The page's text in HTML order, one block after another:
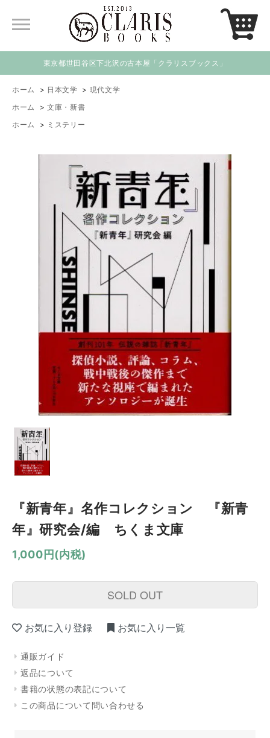
東京都世田谷区下北沢の古本屋「クラリスブックス」
ホーム > 日本文学 > 現代文学
ホーム
> 文庫・新書
ホーム
> ミステリー
『新青年』名作コレクション 『新青
年』研究会/編 ちくま文庫
1,000円(内税)
SOLD OUT
お気に入り登録 お気に入り一覧
通販ガイド
返品について
書籍の状態の表記について
この商品について問い合わせる